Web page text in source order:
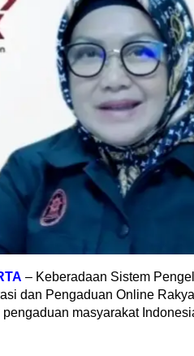
– Keberadaan Sistem
dan Pengaduan Online
masyarakat